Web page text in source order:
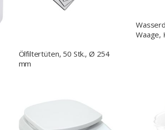
Ölfiltertüten, 50 Stk., Ø 254
mm
Waage,